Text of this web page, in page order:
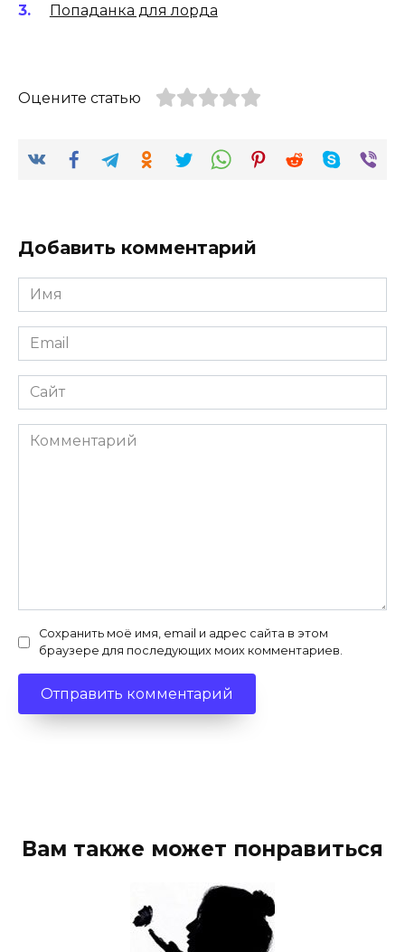
Попаданка для лорда
Оцените статью
Добавить комментарий
Имя
*
Email
*
Сайт
Комментарий
Сохранить моё имя, email и адрес сайта в этом
браузере для последующих моих комментариев.
Вам также может понравиться